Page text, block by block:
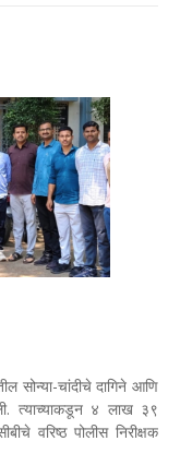
सोन्या-चांदीचे दागिने आणि
त्याच्याकडून ४ लाख ३९
वरिष्ठ पोलीस निरीक्षक